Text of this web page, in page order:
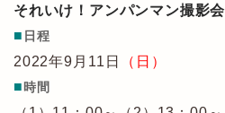
それいけ！アンパンマン撮影会
■ 日程
2022年9月11日
（日）
■時間